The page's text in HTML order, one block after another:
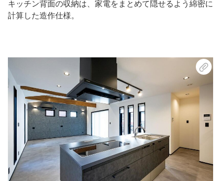
キッチン背面の収納は、家電をまとめて隠せるよう綿密に
計算した造作仕様。